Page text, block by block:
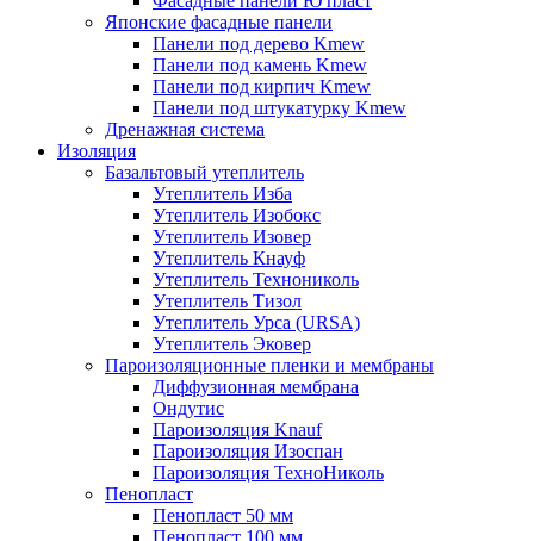
Японские фасадные панели
Панели под дерево Kmew
Панели под камень Kmew
Панели под кирпич Kmew
Панели под штукатурку Kmew
Дренажная система
Изоляция
Базальтовый утеплитель
Утеплитель Изба
Утеплитель Изобокс
Утеплитель Изовер
Утеплитель Кнауф
Утеплитель Технониколь
Утеплитель Тизол
Утеплитель Урса (URSA)
Утеплитель Эковер
Пароизоляционные пленки и мембраны
Диффузионная мембрана
Ондутис
Пароизоляция Knauf
Пароизоляция Изоспан
Пароизоляция ТехноНиколь
Пенопласт
Пенопласт 50 мм
Пенопласт 100 мм